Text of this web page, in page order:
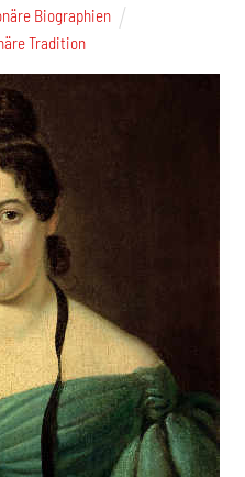
Biographien
Tradition